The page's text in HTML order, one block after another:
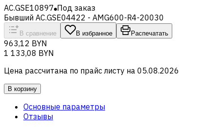
AC.GSE10897 Под заказ
Бывший AC.GSE04422 - AMG600-R4-20030
В сравнение В избранное Распечатать
963,12 BYN
1 133,08 BYN
Цена рассчитана по прайс листу на 05.08.2026
В корзину
Основные параметры
Отзывы